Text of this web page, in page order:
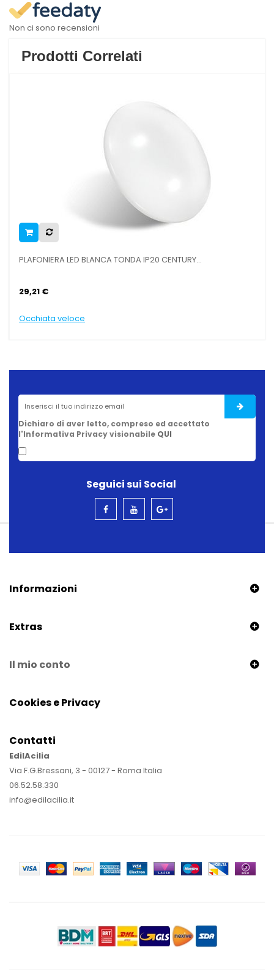
Non ci sono recensioni
Prodotti Correlati
PLAFONIERA LED BLANCA TONDA IP20 CENTURY...
29,21 €
Occhiata veloce
Dichiaro di aver letto, compreso ed accettato
l'Informativa Privacy visionabile QUI
Seguici sui Social
Informazioni
Extras
Il mio conto
Cookies e Privacy
Contatti
EdilAcilia
Via F.G.Bressani, 3 - 00127 - Roma Italia
06.52.58.330
info@edilacilia.it